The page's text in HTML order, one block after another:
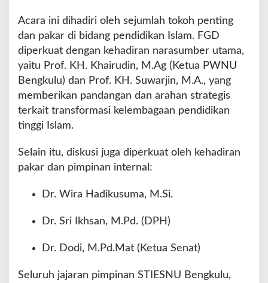
Acara ini dihadiri oleh sejumlah tokoh penting
dan pakar di bidang pendidikan Islam. FGD
diperkuat dengan kehadiran narasumber utama,
yaitu Prof. KH. Khairudin, M.Ag (Ketua PWNU
Bengkulu) dan Prof. KH. Suwarjin, M.A., yang
memberikan pandangan dan arahan strategis
terkait transformasi kelembagaan pendidikan
tinggi Islam.
Selain itu, diskusi juga diperkuat oleh kehadiran
pakar dan pimpinan internal:
Dr. Wira Hadikusuma, M.Si.
Dr. Sri Ikhsan, M.Pd. (DPH)
Dr. Dodi, M.Pd.Mat (Ketua Senat)
Seluruh jajaran pimpinan STIESNU Bengkulu,